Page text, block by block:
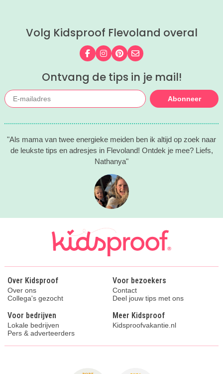
moeder Harmke.
Volg Kidsproof Flevoland overal
Volg ons op Facebook
Volg ons op Instagram
Volg ons op Pinterest
Mail ons
Ontvang de tips in je mail!
Abonneer
"Als mama van twee energieke meiden ben ik altijd op zoek naar
de leukste tips en adresjes in Flevoland! Ontdek je mee? Liefs,
Nathanya"
Over Kidsproof
Over ons
Collega's gezocht
Voor bezoekers
Contact
Deel jouw tips met ons
Voor bedrijven
Lokale bedrijven
Pers & adverteerders
Meer Kidsproof
Kidsproofvakantie.nl